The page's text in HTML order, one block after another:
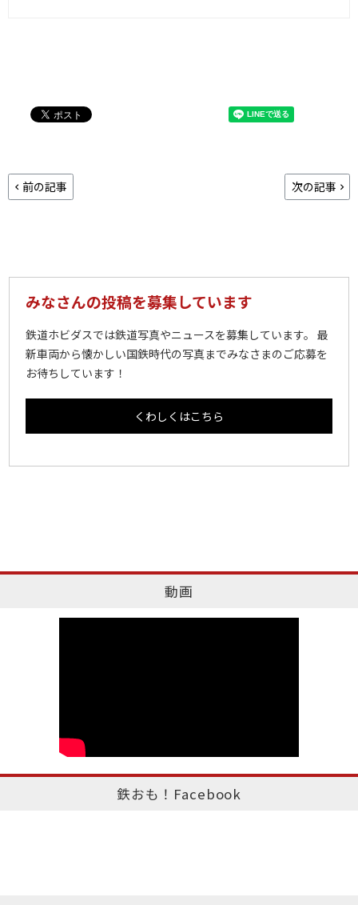
前の記事 次の記事
みなさんの投稿を募集しています
鉄道ホビダスでは鉄道写真やニュースを募集しています。 最
新車両から懐かしい国鉄時代の写真までみなさまのご応募を
お待ちしています！
くわしくはこちら
動画
鉄おも！Facebook